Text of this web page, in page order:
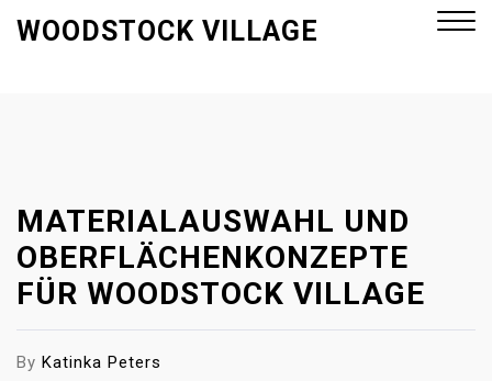
WOODSTOCK VILLAGE
MATERIALAUSWAHL UND
OBERFLÄCHENKONZEPTE
FÜR WOODSTOCK VILLAGE
By Katinka Peters